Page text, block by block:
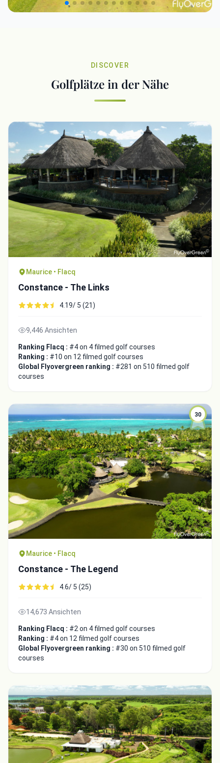
DISCOVER
Golfplätze in der Nähe
Maurice • Flacq
Constance - The Links
4.19/ 5 (21)
9,446 Ansichten
Ranking Flacq : #4 on 4 filmed golf courses
Ranking : #10 on 12 filmed golf courses
Global Flyovergreen ranking : #281 on 510 filmed golf
courses
30
Maurice • Flacq
Constance - The Legend
4.6/ 5 (25)
14,673 Ansichten
Ranking Flacq : #2 on 4 filmed golf courses
Ranking : #4 on 12 filmed golf courses
Global Flyovergreen ranking : #30 on 510 filmed golf
courses